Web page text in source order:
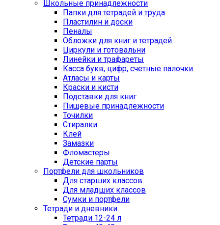
Школьные принадлежности
Папки для тетрадей и труда
Пластилин и доски
Пеналы
Обложки для книг и тетрадей
Циркули и готовальни
Линейки и трафареты
Касса букв, цифр, счетные палочки
Атласы и карты
Краски и кисти
Подставки для книг
Пищевые принадлежности
Точилки
Стиралки
Клей
Замазки
Фломастеры
Детские парты
Портфели для школьников
Для старших классов
Для младших классов
Сумки и портфели
Тетради и дневники
Тетради 12-24 л